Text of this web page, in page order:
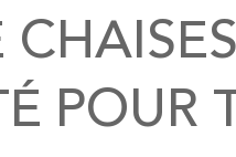
POUR